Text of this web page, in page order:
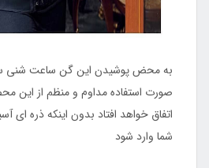
به محض پوشیدن این گن ساعت شنی
صورت استفاده مداوم و منظم از این
اتفاق خواهد افتاد بدون اینکه ذره
شما وارد شود